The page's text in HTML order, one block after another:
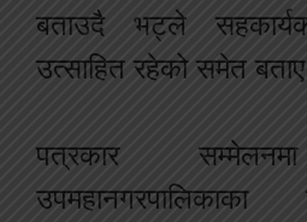
बताउदै भट्ले
उत्साहित रहेको समेत
पत्रकार